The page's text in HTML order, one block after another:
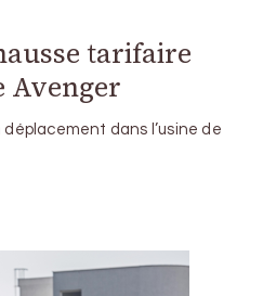
tarifaire
Avenger
déplacement dans l’usine de